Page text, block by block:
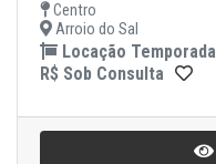
Centro
Arroio do Sal
Locação Temporada
R$ Sob Consulta